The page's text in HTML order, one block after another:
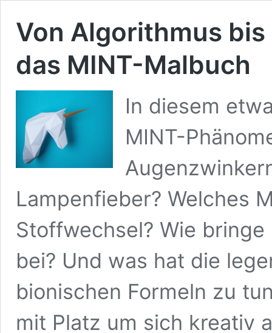
Von Algorithmus
das MINT-Malbuch
In diesem
MINT-
Lampenfieber? Welches
Stoffwechsel? Wie
bei? Und was hat die
bionischen Formeln zu
mit Platz um sich kreativ